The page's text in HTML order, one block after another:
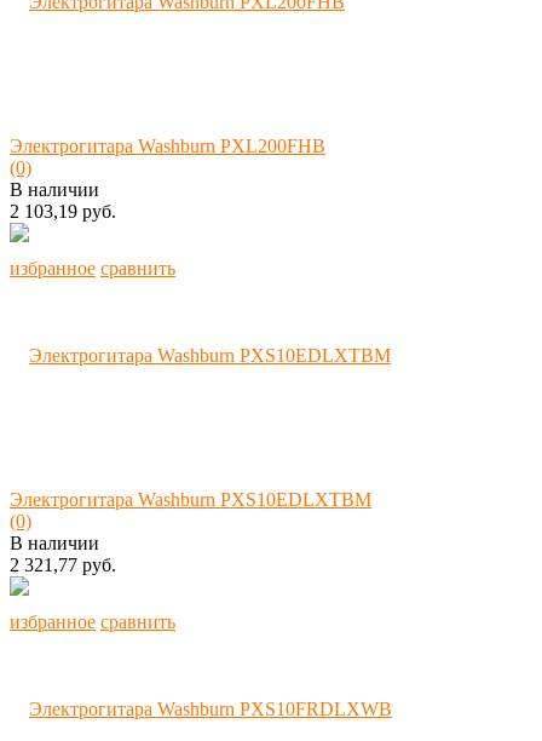
избранное сравнить
Электрогитара Washburn PXL200FHB
(0)
В наличии
2 103,19 руб.
избранное сравнить
Электрогитара Washburn PXS10EDLXTBM
(0)
В наличии
2 321,77 руб.